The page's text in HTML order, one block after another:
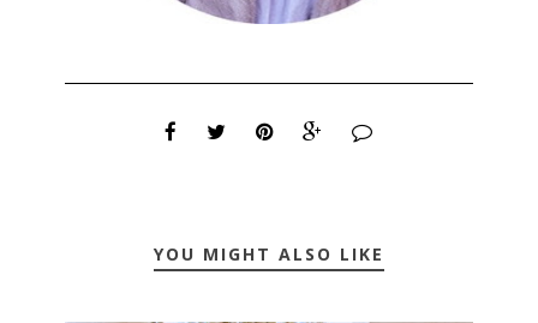
YOU MIGHT ALSO LIKE